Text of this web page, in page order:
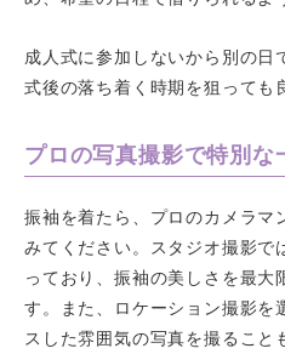
成人式に参加しないから別の日
式後の落ち着く時期を狙っても
プロの写真撮影で特別な
振袖を着たら、プロのカメラマ
みてください。スタジオ撮影で
っており、振袖の美しさを最大
す。また、ロケーション撮影を
スした雰囲気の写真を撮ること